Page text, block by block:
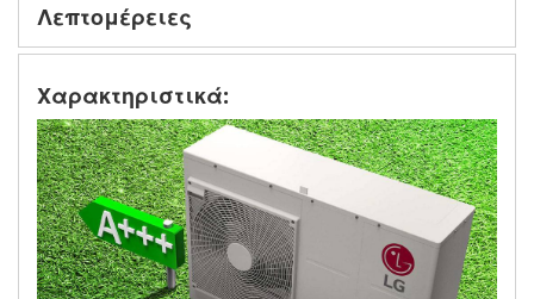
Λεπτομέρειες
Χαρακτηριστικά: